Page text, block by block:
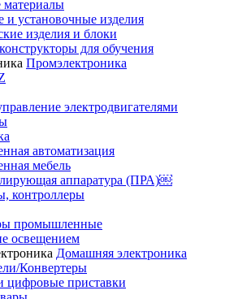
материалы
и установочные изделия
изделия и блоки
для обучения
Промэлектроника
электродвигателями
автоматизация
мебель
аппаратура (ПРА)￼
контроллеры
промышленные
освещением
Домашняя электроника
Конвертеры
цифровые приставки